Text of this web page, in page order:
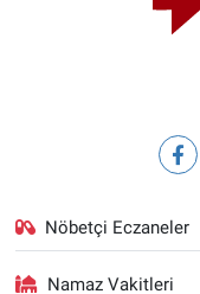
Nöbetçi Eczaneler
Namaz Vakitleri